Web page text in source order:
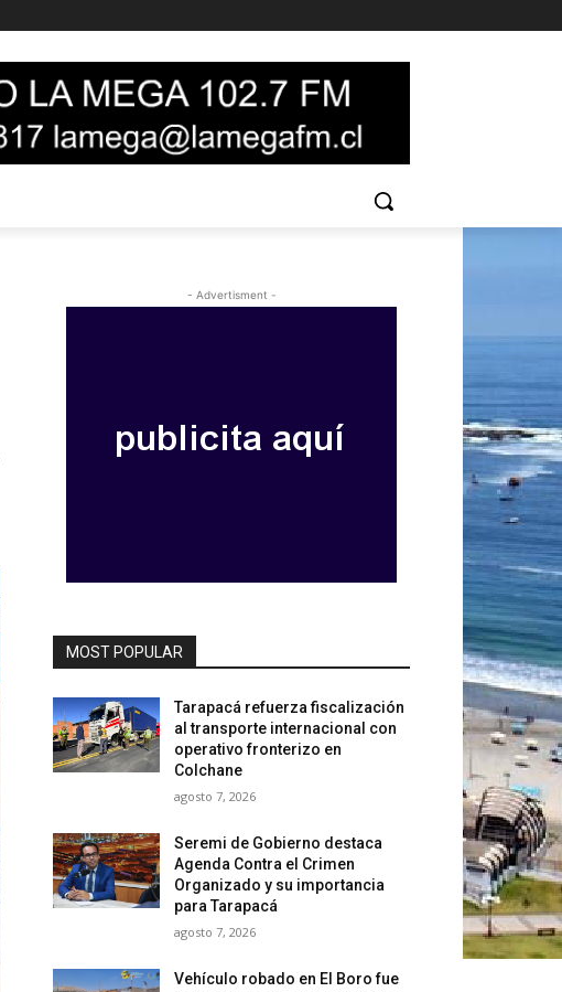
- Advertisment -
MOST POPULAR
Tarapacá refuerza fiscalización
al transporte internacional con
operativo fronterizo en
Colchane
agosto 7, 2026
Seremi de Gobierno destaca
Agenda Contra el Crimen
Organizado y su importancia
para Tarapacá
agosto 7, 2026
Vehículo robado en El Boro fue